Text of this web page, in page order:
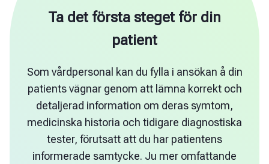
Ta det första steget för din
patient
Som vårdpersonal kan du fylla i ansökan å din
patients vägnar genom att lämna korrekt och
detaljerad information om deras symtom,
medicinska historia och tidigare diagnostiska
tester, förutsatt att du har patientens
informerade samtycke. Ju mer omfattande